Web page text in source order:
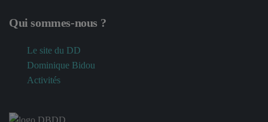
Qui sommes-nous ?
Le site du DD
Dominique Bidou
Activités